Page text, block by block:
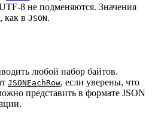
8 не подменяются. Значения
как в JSON.
любой набор байтов.
JSONEachRow, если уверены, что
представить в формате JSON